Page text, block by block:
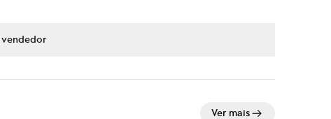
vendedor
Ver mais